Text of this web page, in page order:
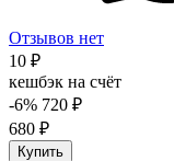
Отзывов нет
10 ₽
кешбэк на счёт
-6% 720 ₽
680 ₽
Купить